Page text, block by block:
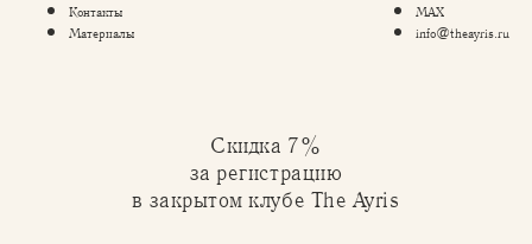
Контакты
Материалы
MAX
info@theayris.ru
Скидка 7%
за регистрацию
в закрытом клубе The Ayris